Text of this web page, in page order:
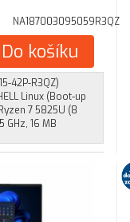
NA187003095059R3QZ
Do košíku
42P-R3QZ)
Linux (Boot-up
7 5825U (8
GHz, 16 MB